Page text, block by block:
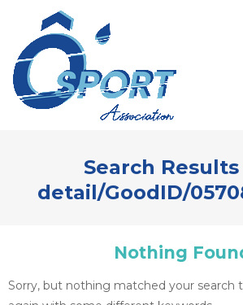
Search
detail/GoodID/
Nothing
Sorry, but nothing matched your search